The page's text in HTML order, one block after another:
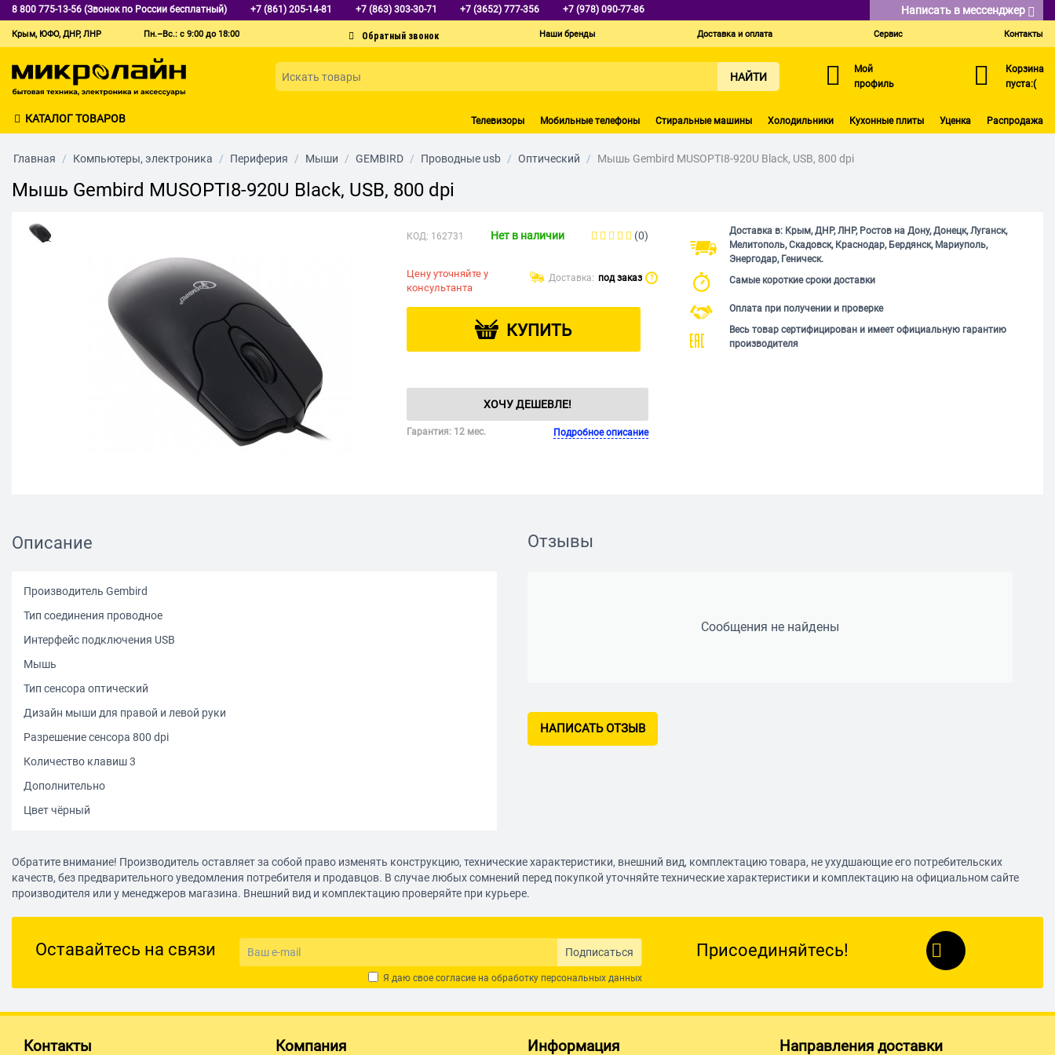
8 800 775-13-56 (Звонок по России бесплатный) +7 (861) 205-14-81 +7 (863) 303-30-71 +7 (3652) 777-356 +7 (978) 090-77-86 Написать в мессенджер
Крым, ЮФО, ДНР, ЛНР Пн.–Вс.: с 9:00 до 18:00 Наши бренды Доставка и оплата Сервис Контакты
НАЙТИ
Мой
профиль
Корзина
пуста:(
КАТАЛОГ ТОВАРОВ Телевизоры Мобильные телефоны Стиральные машины Холодильники Кухонные плиты Уценка Распродажа
Главная / Компьютеры, электроника / Периферия / Мыши / GEMBIRD / Проводные usb / Оптический / Мышь Gembird MUSOPTI8-920U Black, USB, 800 dpi
Мышь Gembird MUSOPTI8-920U Black, USB, 800 dpi
КОД: 162731 Нет в наличии (0)
Цену уточняйте у
консультанта
Доставка: под заказ ?
КУПИТЬ
ХОЧУ ДЕШЕВЛЕ!
Гарантия: 12 мес. Подробное описание
Доставка в: Крым, ДНР, ЛНР, Ростов на Дону, Донецк, Луганск,
Мелитополь, Скадовск, Краснодар, Бердянск, Мариуполь,
Энергодар, Геническ.
Самые короткие сроки доставки
Оплата при получении и проверке
Весь товар сертифицирован и имеет официальную гарантию
производителя
Описание
Производитель Gembird
Тип соединения проводное
Интерфейс подключения USB
Мышь
Тип сенсора оптический
Дизайн мыши для правой и левой руки
Разрешение сенсора 800 dpi
Количество клавиш 3
Дополнительно
Цвет чёрный
Отзывы
Сообщения не найдены
НАПИСАТЬ ОТЗЫВ
Обратите внимание! Производитель оставляет за собой право изменять конструкцию, технические характеристики, внешний вид, комплектацию товара, не ухудшающие его потребительских
качеств, без предварительного уведомления потребителя и продавцов. В случае любых сомнений перед покупкой уточняйте технические характеристики и комплектацию на официальном сайте
производителя или у менеджеров магазина. Внешний вид и комплектацию проверяйте при курьере.
Оставайтесь на связи Подписаться
Я даю свое согласие на обработку персональных данных
Присоединяйтесь!
Контакты Компания Информация Направления доставки